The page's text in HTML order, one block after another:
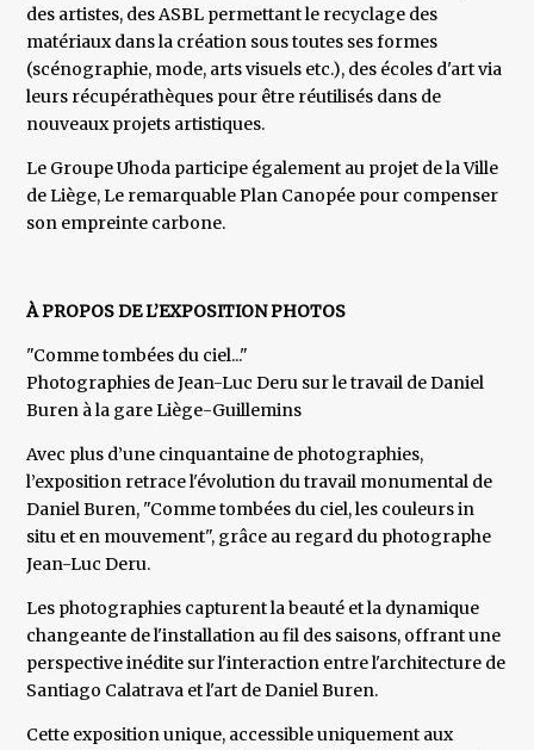
des artistes, des ASBL permettant le recyclage des
matériaux dans la création sous toutes ses formes
(scénographie, mode, arts visuels etc.), des écoles d'art via
leurs récupérathèques pour être réutilisés dans de
nouveaux projets artistiques.
Le Groupe Uhoda participe également au projet de la Ville
de Liège, Le remarquable Plan Canopée pour compenser
son empreinte carbone.
À PROPOS DE L’EXPOSITION PHOTOS
"Comme tombées du ciel..."
Photographies de Jean-Luc Deru sur le travail de Daniel
Buren à la gare Liège-Guillemins
Avec plus d’une cinquantaine de photographies,
l’exposition retrace l'évolution du travail monumental de
Daniel Buren, "Comme tombées du ciel, les couleurs in
situ et en mouvement", grâce au regard du photographe
Jean-Luc Deru.
Les photographies capturent la beauté et la dynamique
changeante de l'installation au fil des saisons, offrant une
perspective inédite sur l'interaction entre l'architecture de
Santiago Calatrava et l'art de Daniel Buren.
Cette exposition unique, accessible uniquement aux